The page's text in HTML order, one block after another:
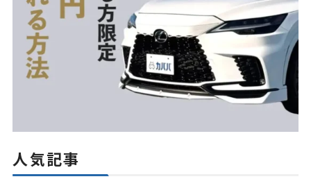
人気記事